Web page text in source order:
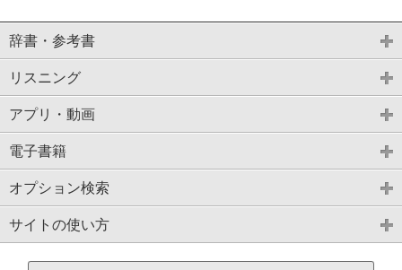
辞書・参考書
リスニング
アプリ・動画
電子書籍
オプション検索
サイトの使い方